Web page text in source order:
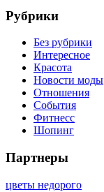
Рубрики
Без рубрики
Интересное
Красота
Новости моды
Отношения
События
Фитнесс
Шопинг
Партнеры
цветы недорого